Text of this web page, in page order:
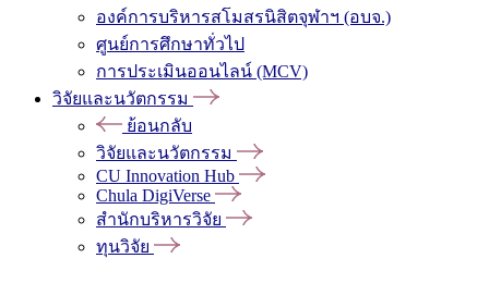
องค์การบริหารสโมสรนิสิตจุฬาฯ (อบจ.)
ศูนย์การศึกษาทั่วไป
การประเมินออนไลน์ (MCV)
วิจัยและนวัตกรรม
ย้อนกลับ
วิจัยและนวัตกรรม
CU Innovation Hub
Chula DigiVerse
สำนักบริหารวิจัย
ทุนวิจัย